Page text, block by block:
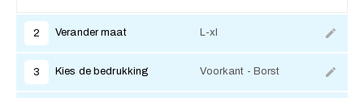
2 Verander maat L-xl
3 Kies de bedrukking Voorkant - Borst